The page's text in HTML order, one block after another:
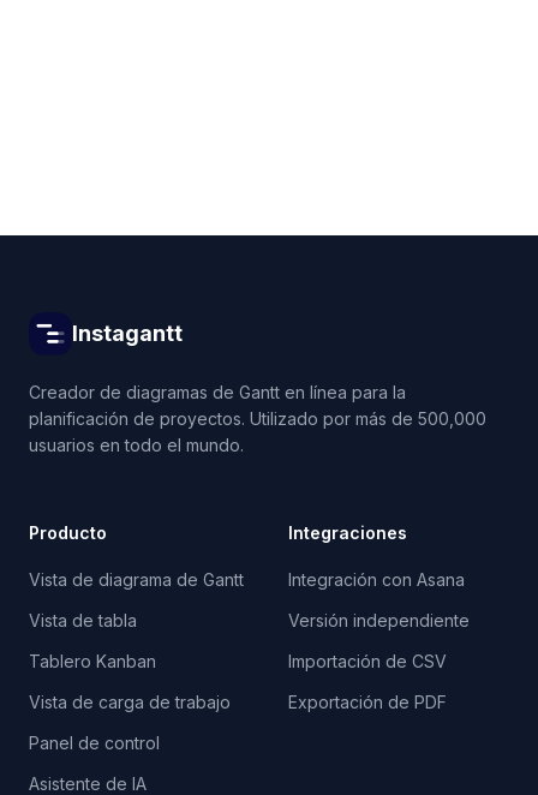
Instagantt
Creador de diagramas de Gantt en línea para la
planificación de proyectos. Utilizado por más de 500,000
usuarios en todo el mundo.
Producto
Vista de diagrama de Gantt
Vista de tabla
Tablero Kanban
Vista de carga de trabajo
Panel de control
Asistente de IA
Integraciones
Integración con Asana
Versión independiente
Importación de CSV
Exportación de PDF